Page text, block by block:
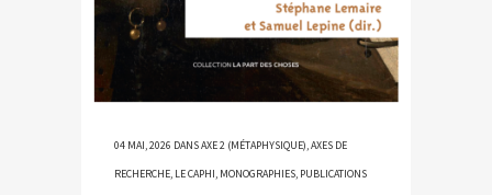
04 MAI, 2026 DANSAXE 2 (MÉTAPHYSIQUE),AXES DE
RECHERCHE, LE CAPHI, MONOGRAPHIES, PUBLICATIONS